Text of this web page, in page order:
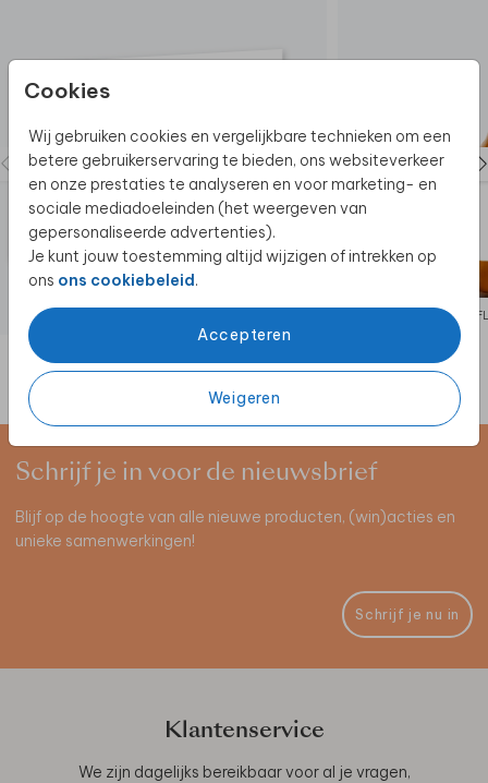
Cookies
Wij gebruiken cookies en vergelijkbare technieken om een
betere gebruikerservaring te bieden, ons websiteverkeer
en onze prestaties te analyseren en voor marketing- en
sociale mediadoeleinden (het weergeven van
gepersonaliseerde advertenties).
Je kunt jouw toestemming altijd wijzigen of intrekken op
ons ons cookiebeleid.
Accepteren
Weigeren
Schrijf je in voor de nieuwsbrief
Blijf op de hoogte van alle nieuwe producten, (win)acties en
unieke samenwerkingen!
Schrijf je nu in
Klantenservice
We zijn dagelijks bereikbaar voor al je vragen,